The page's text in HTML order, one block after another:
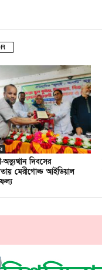
দিবসের
মেরীগোল্ড আইডিয়াল